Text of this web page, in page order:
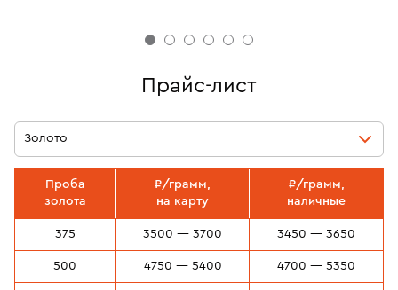
Прайс-лист
Золото
Проба
золота
₽/грамм,
на карту
₽/грамм,
наличные
375 3500 — 3700 3450 — 3650
500 4750 — 5400 4700 — 5350